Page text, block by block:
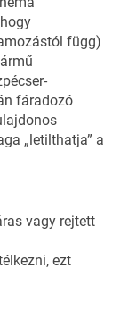
függ)
fáradozó
„letilthatja” a
vagy rejtett
ezt